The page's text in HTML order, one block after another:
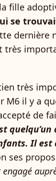
fille
se
dernière
très
M6 il y a
de
Il est
ses